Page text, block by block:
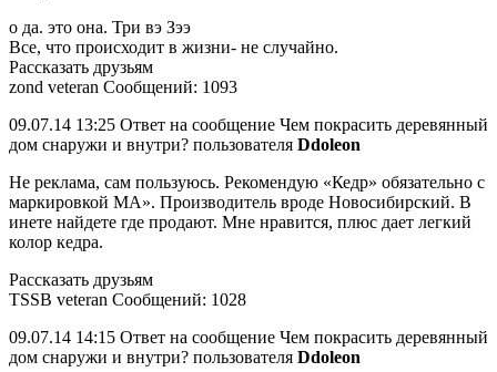
о да. это она. Три вэ Зээ
Все, что происходит в жизни- не случайно.
Рассказать друзьям
zond veteran Сообщений: 1093
09.07.14 13:25 Ответ на сообщение Чем покрасить деревянный
дом снаружи и внутри? пользователя Ddoleon
Не реклама, сам пользуюсь. Рекомендую «Кедр» обязательно с
маркировкой МА». Производитель вроде Новосибирский. В
инете найдете где продают. Мне нравится, плюс дает легкий
колор кедра.
Рассказать друзьям
TSSB veteran Сообщений: 1028
09.07.14 14:15 Ответ на сообщение Чем покрасить деревянный
дом снаружи и внутри? пользователя Ddoleon